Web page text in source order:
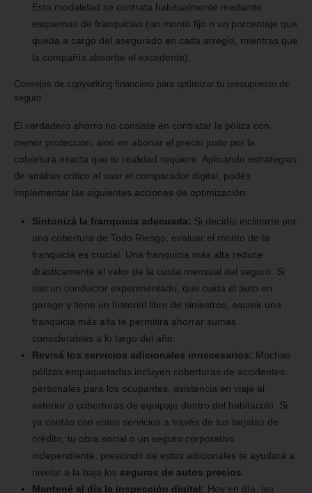
Esta modalidad se contrata habitualmente mediante
esquemas de franquicias (un monto fijo o un porcentaje que
queda a cargo del asegurado en cada arreglo, mientras que
la compañía absorbe el excedente).
Consejos de copywriting financiero para optimizar tu presupuesto de
seguro
El verdadero ahorro no consiste en contratar la póliza con
menor protección, sino en abonar el precio justo por la
cobertura exacta que tu realidad requiere. Aplicando estrategias
de análisis crítico al usar el comparador digital, podés
implementar las siguientes acciones de optimización:
Sintonizá la franquicia adecuada: Si decidís inclinarte por
una cobertura de Todo Riesgo, evaluar el monto de la
franquicia es crucial. Una franquicia más alta reduce
drásticamente el valor de la cuota mensual del seguro. Si
sos un conductor experimentado, que cuida el auto en
garage y tiene un historial libre de siniestros, asumir una
franquicia más alta te permitirá ahorrar sumas
considerables a lo largo del año.
Revisá los servicios adicionales innecesarios: Muchas
pólizas empaquetadas incluyen coberturas de accidentes
personales para los ocupantes, asistencia en viaje al
exterior o coberturas de equipaje dentro del habitáculo. Si
ya contás con estos servicios a través de tus tarjetas de
crédito, tu obra social o un seguro corporativo
independiente, prescindir de estos adicionales te ayudará a
nivelar a la baja los seguros de autos precios.
Mantené al día la inspección digital: Hoy en día, las